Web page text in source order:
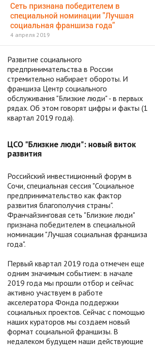
Сеть признана победителем в
специальной номинации "Лучшая
социальная франшиза года"
4 апреля 2019
Развитие социального
предпринимательства в России
стремительно набирает обороты. И
франшиза Центр социального
обслуживания "Близкие люди" - в первых
рядах. Об этом говорят цифры и факты (1
квартал 2019 года).
ЦСО "Близкие люди": новый виток
развития
Российский инвестиционный форум в
Сочи, специальная сессия "Социальное
предпринимательство как фактор
развития благополучия страны".
Франчайзинговая сеть "Близкие люди"
признана победителем в специальной
номинации "Лучшая социальная франшиза
года".
Первый квартал 2019 года отмечен еще
одним значимым событием: в начале
2019 года мы прошли отбор и сейчас
активно участвуем в работе
акселератора Фонда поддержки
социальных проектов. Сейчас с помощью
наших кураторов мы создаем новый
формат социальной франшизы. В
недалеком будущем наши действующие